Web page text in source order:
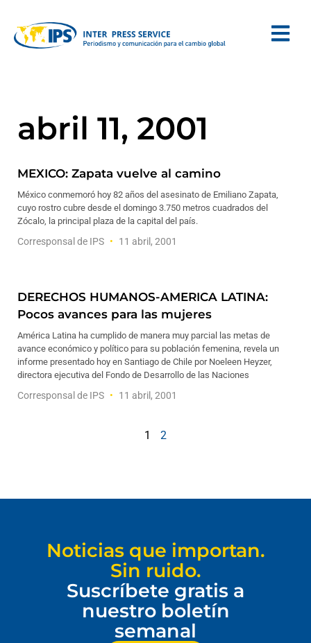
abril 11, 2001
MEXICO: Zapata vuelve al camino
México conmemoró hoy 82 años del asesinato de Emiliano Zapata,
cuyo rostro cubre desde el domingo 3.750 metros cuadrados del
Zócalo, la principal plaza de la capital del país.
Corresponsal de IPS 11 abril, 2001
DERECHOS HUMANOS-AMERICA LATINA:
Pocos avances para las mujeres
América Latina ha cumplido de manera muy parcial las metas de
avance económico y político para su población femenina, revela un
informe presentado hoy en Santiago de Chile por Noeleen Heyzer,
directora ejecutiva del Fondo de Desarrollo de las Naciones
Corresponsal de IPS 11 abril, 2001
1 2
Noticias que importan.
Sin ruido.
Suscríbete gratis a
nuestro boletín
semanal